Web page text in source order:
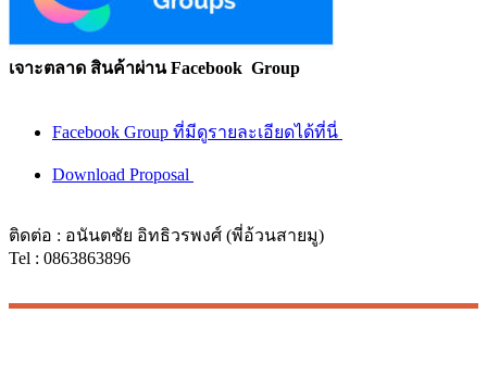
เจาะตลาด สินค้าผ่าน Facebook Group
Facebook Group ที่มีดูรายละเอียดได้ที่นี่
Download Proposal
ติดต่อ : อนันตชัย อิทธิวรพงศ์ (พี่อ้วนสายมู)
Tel : 0863863896